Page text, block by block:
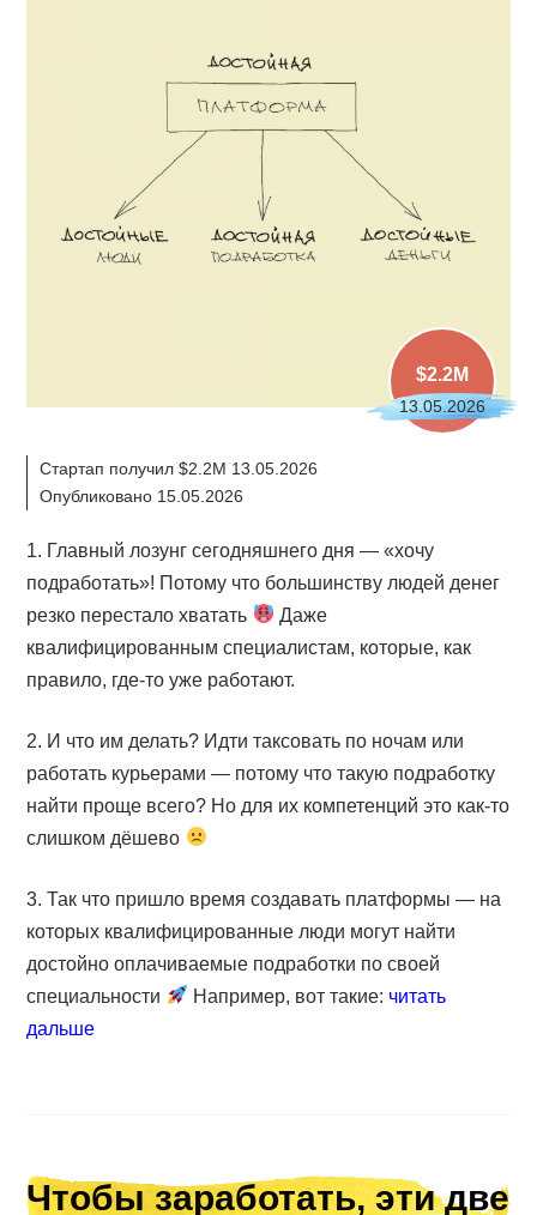
$2.2M
13.05.2026
Стартап получил $2.2M 13.05.2026
Опубликовано 15.05.2026
1. Главный лозунг сегодняшнего дня — «хочу
подработать»! Потому что большинству людей денег
резко перестало хватать
Даже
квалифицированным специалистам, которые, как
правило, где-то уже работают.
2. И что им делать? Идти таксовать по ночам или
работать курьерами — потому что такую подработку
найти проще всего? Но для их компетенций это как-то
слишком дёшево
3. Так что пришло время создавать платформы — на
которых квалифицированные люди могут найти
достойно оплачиваемые подработки по своей
специальности
Например, вот такие: читать
дальше
Чтобы заработать, эти две